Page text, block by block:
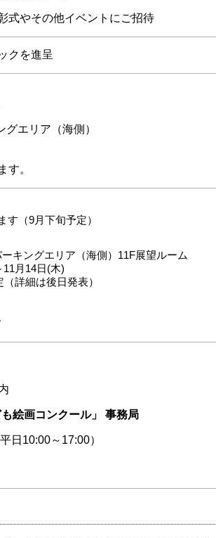
式やその他イベントにご招待
クを進呈
エリア（海側）
す。
す（9月下旬予定）
キングエリア（海側）11F展望ルーム
月14日(木)
詳細は後日発表）
絵画コンクール」 事務局
日10:00～17:00）